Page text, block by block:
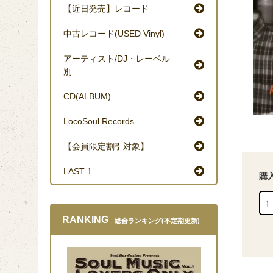
購
【近日発売】レコード
中古レコード(USED Vinyl)
アーティスト/DJ・レーベル
別
CD(ALBUM)
LocoSoul Records
【会員限定割引対象】
LAST 1
RANKING 総合ランキング(不定期更新)